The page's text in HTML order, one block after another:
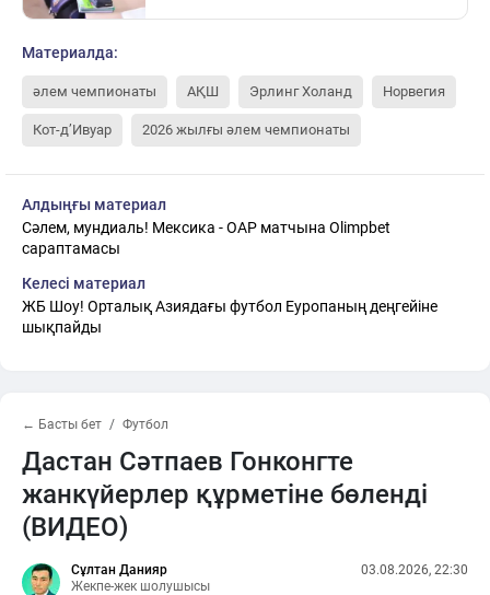
Материалда:
әлем чемпионаты АҚШ Эрлинг Холанд Норвегия
Кот-д’Ивуар 2026 жылғы әлем чемпионаты
Алдыңғы материал
Сәлем, мундиаль! Мексика - ОАР матчына Olimpbet
сараптамасы
Келесі материал
ЖБ Шоу! Орталық Азиядағы футбол Еуропаның деңгейіне
шықпайды
← Басты бет Футбол
Дастан Сәтпаев Гонконгте
жанкүйерлер құрметіне бөленді
(ВИДЕО)
Сұлтан Данияр
Жекпе-жек шолушысы
03.08.2026, 22:30